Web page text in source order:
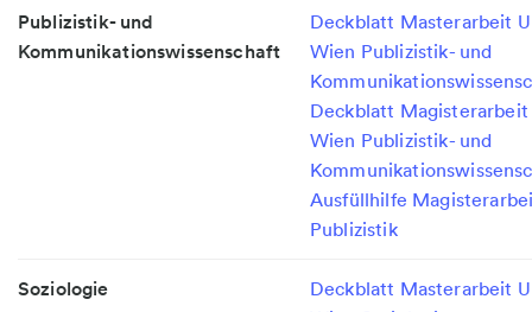
Publizistik- und
Kommunikationswissenschaft
Deckblatt Masterarbeit
Wien Publizistik- und
Deckblatt Magisterarbeit
Wien Publizistik- und
Ausfüllhilfe
Publizistik
Soziologie
Deckblatt Masterarbeit